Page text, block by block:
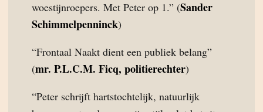
woestijnroepers. Met Peter op 1.” (Sander
Schimmelpenninck)
“Frontaal Naakt dient een publiek belang”
(mr. P.L.C.M. Ficq, politierechter)
“Peter schrijft hartstochtelijk, natuurlijk